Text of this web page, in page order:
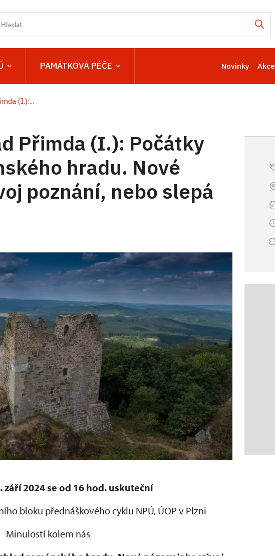
PAMÁTKOVÁ PÉČE Novinky Akce
(I.):...
Přimda (I.): Počátky
hradu. Nové
poznání, nebo slepá
září 2024 se od 16 hod. uskuteční
bloku přednáškového cyklu NPÚ, ÚOP v Plzni
Minulostí kolem nás